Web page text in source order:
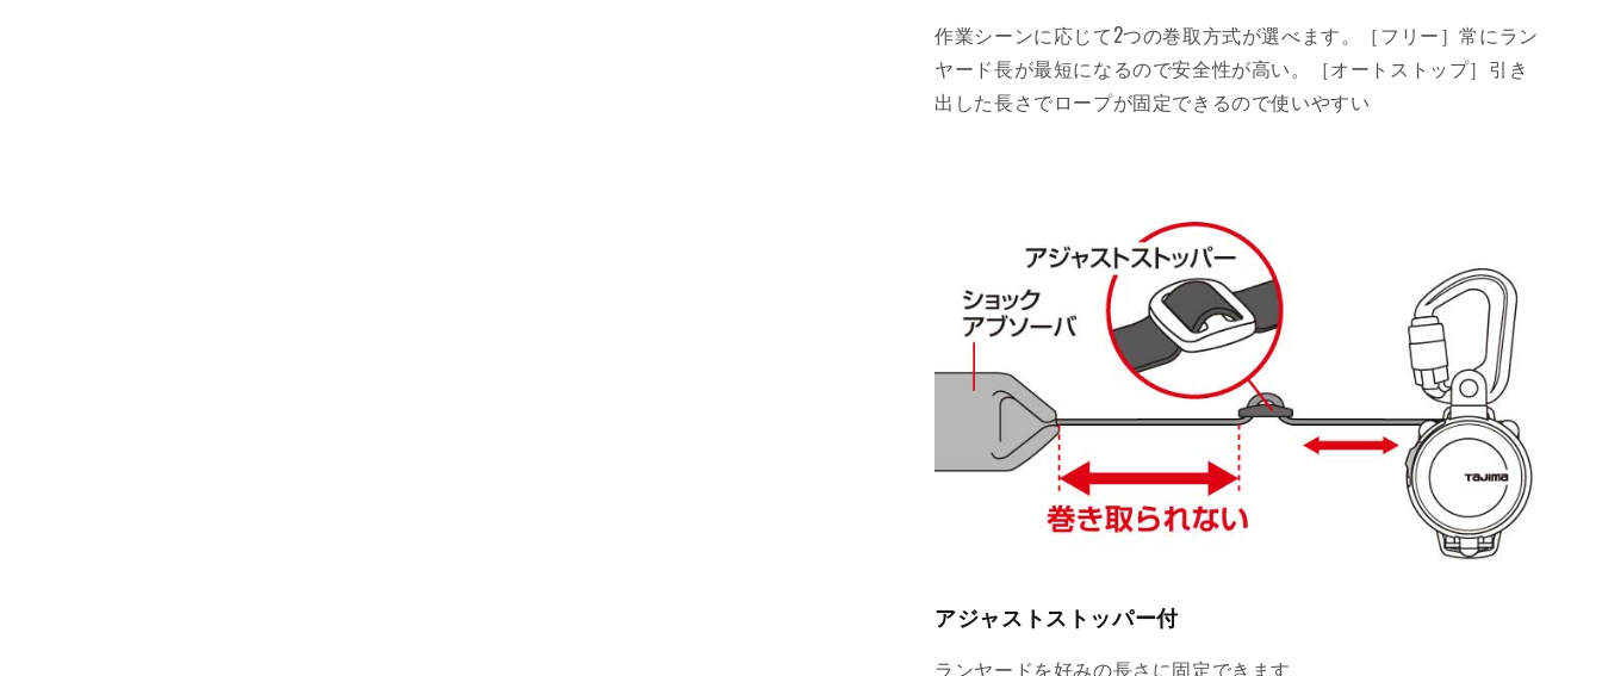
作業シーンに応じて2つの巻取方式が選べます。［フリー］常にラン
ヤード長が最短になるので安全性が高い。［オートストップ］引き
出した長さでロープが固定できるので使いやすい
アジャストストッパー付
ランヤードを好みの長さに固定できます